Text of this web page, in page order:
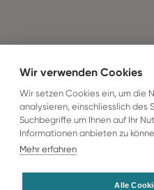
Wir verwenden Cookies
Wir setzen Cookies ein, um die
analysieren, einschliesslich des
Suchbegriffe um Ihnen auf Ihr
Informationen anbieten zu
Mehr erfahren
Alle